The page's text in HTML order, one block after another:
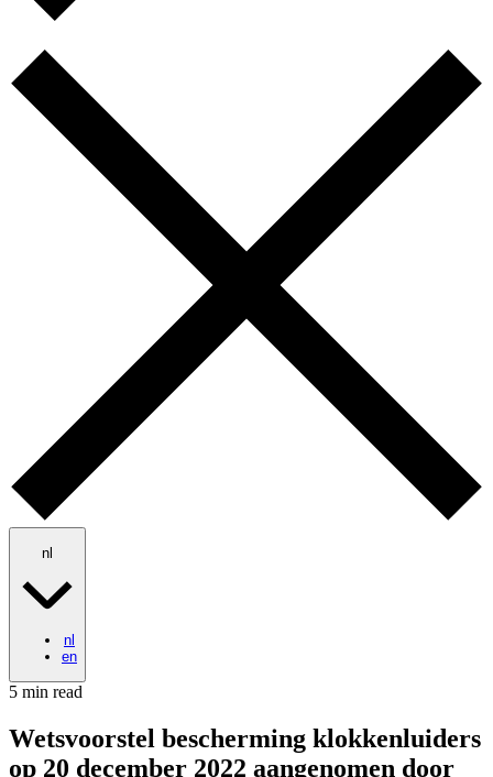
nl
nl
en
5 min read
Wetsvoorstel bescherming klokkenluiders
op 20 december 2022 aangenomen door